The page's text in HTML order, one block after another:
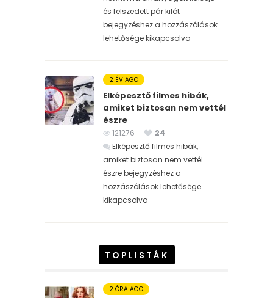
és felszedett pár kilót
bejegyzéshez a hozzászólások
lehetősége kikapcsolva
2 ÉV AGO
Elképesztő filmes hibák,
amiket biztosan nem vettél
észre
121276
24
Elképesztő filmes hibák,
amiket biztosan nem vettél
észre bejegyzéshez a
hozzászólások lehetősége
kikapcsolva
TOPLISTÁK
2 ÓRA AGO